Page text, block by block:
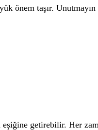
önem taşır.
getirebilir. Her